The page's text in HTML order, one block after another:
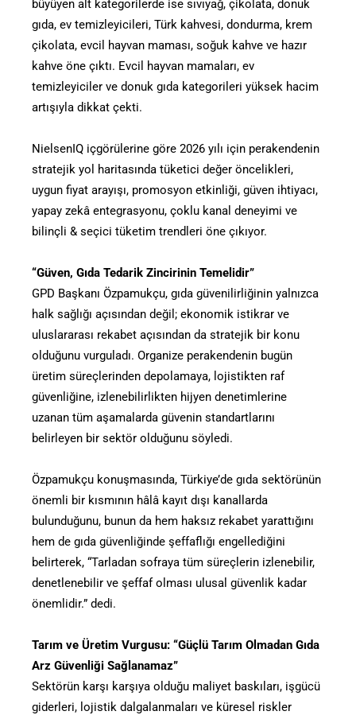
büyüyen alt kategorilerde ise sıvıyağ, çikolata, donuk
gıda, ev temizleyicileri, Türk kahvesi, dondurma, krem
çikolata, evcil hayvan maması, soğuk kahve ve hazır
kahve öne çıktı. Evcil hayvan mamaları, ev
temizleyiciler ve donuk gıda kategorileri yüksek hacim
artışıyla dikkat çekti.
NielsenIQ içgörülerine göre 2026 yılı için perakendenin
stratejik yol haritasında tüketici değer öncelikleri,
uygun fiyat arayışı, promosyon etkinliği, güven ihtiyacı,
yapay zekâ entegrasyonu, çoklu kanal deneyimi ve
bilinçli & seçici tüketim trendleri öne çıkıyor.
“Güven, Gıda Tedarik Zincirinin Temelidir”
GPD Başkanı Özpamukçu, gıda güvenilirliğinin yalnızca
halk sağlığı açısından değil; ekonomik istikrar ve
uluslararası rekabet açısından da stratejik bir konu
olduğunu vurguladı. Organize perakendenin bugün
üretim süreçlerinden depolamaya, lojistikten raf
güvenliğine, izlenebilirlikten hijyen denetimlerine
uzanan tüm aşamalarda güvenin standartlarını
belirleyen bir sektör olduğunu söyledi.
Özpamukçu konuşmasında, Türkiye’de gıda sektörünün
önemli bir kısmının hâlâ kayıt dışı kanallarda
bulunduğunu, bunun da hem haksız rekabet yarattığını
hem de gıda güvenliğinde şeffaflığı engellediğini
belirterek, “Tarladan sofraya tüm süreçlerin izlenebilir,
denetlenebilir ve şeffaf olması ulusal güvenlik kadar
önemlidir.” dedi.
Tarım ve Üretim Vurgusu: “Güçlü Tarım Olmadan Gıda
Arz Güvenliği Sağlanamaz”
Sektörün karşı karşıya olduğu maliyet baskıları, işgücü
giderleri, lojistik dalgalanmaları ve küresel riskler